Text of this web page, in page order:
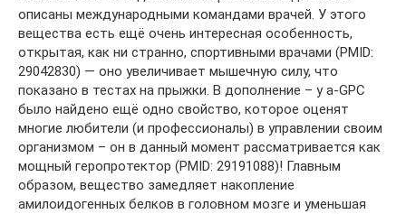
описаны международными командами врачей. У этого
вещества есть ещё очень интересная особенность,
открытая, как ни странно, спортивными врачами (PMID:
29042830) — оно увеличивает мышечную силу, что
показано в тестах на прыжки. В дополнение – у а-GPC
было найдено ещё одно свойство, которое оценят
многие любители (и профессионалы) в управлении своим
организмом – он в данный момент рассматривается как
мощный геропротектор (PMID: 29191088)! Главным
образом, вещество замедляет накопление
амилоидогенных белков в головном мозге и уменьшая